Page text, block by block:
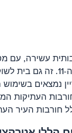
עשירה, עם
נמצאים
העתיקות
חורבות העיר